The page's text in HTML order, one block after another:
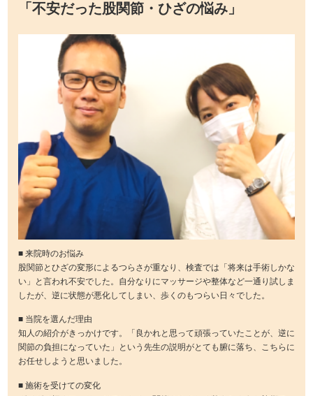
「不安だった股関節・ひざの悩み」
■ 来院時のお悩み
股関節とひざの変形によるつらさが重なり、検査では「将来は手術しかな
い」と言われ不安でした。自分なりにマッサージや整体など一通り試しま
したが、逆に状態が悪化してしまい、歩くのもつらい日々でした。
■ 当院を選んだ理由
知人の紹介がきっかけです。「良かれと思って頑張っていたことが、逆に
関節の負担になっていた」という先生の説明がとても腑に落ち、こちらに
お任せしようと思いました。
■ 施術を受けての変化